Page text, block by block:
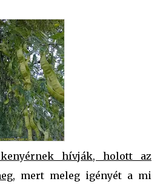
hívják, holott az
, mert meleg igényét a mi